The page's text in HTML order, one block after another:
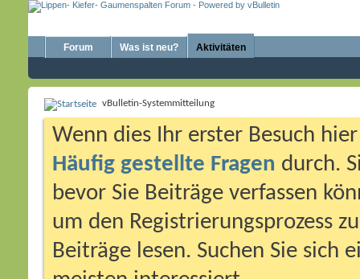
Forum Was ist neu? Aktivitäten
vBulletin-Systemmitteilung
Wenn dies Ihr erster Besuch
Häufig gestellte Fragen durch.
bevor Sie Beiträge verfassen
um den Registrierungsprozess
Beiträge lesen. Suchen Sie sich